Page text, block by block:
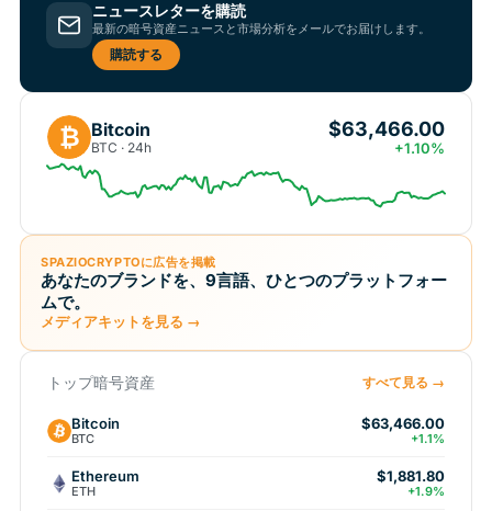
ニュースレターを購読
最新の暗号資産ニュースと市場分析をメールでお届けします。
購読する
₿ Bitcoin
BTC · 24h
$63,466.00
+1.10%
SPAZIOCRYPTOに広告を掲載
あなたのブランドを、9言語、ひとつのプラットフォー
ムで。
メディアキットを見る →
トップ暗号資産 すべて見る →
Bitcoin
BTC
$63,466.00
+1.1%
Ethereum
ETH
$1,881.80
+1.9%